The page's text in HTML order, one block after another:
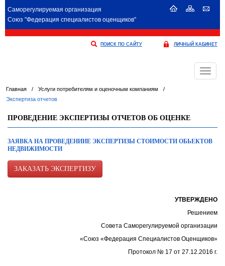
Саморегулируемая организация
Союз "Федерация специалистов оценщиков"
ПОИСК ПО САЙТУ ЛИЧНЫЙ КАБИНЕТ
Меню
Главная / Услуги потребителям и оценочным компаниям
/
Экспертиза отчетов
ПРОВЕДЕНИЕ ЭКСПЕРТИЗЫ ОТЧЕТОВ ОБ ОЦЕНКЕ
ЗАЯВКА НА ПРОВЕДЕНИИЕ ЭКСПЕРТИЗЫ СТОИМОСТИ ОБЬЕКТОВ
НЕДВИЖИМОСТИ
ЗАКАЗАТЬ ЭКСПЕРТИЗУ
УТВЕРЖДЕНО
Решением
Совета Саморегулируемой организации
«Союз «Федерация Специалистов Оценщиков»
Протокол № 17 от 27.12.2016 г.